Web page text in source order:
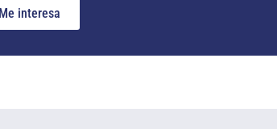
Me interesa